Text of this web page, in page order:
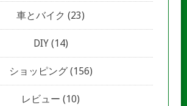
車とバイク (23)
DIY(14)
ショッピング(156)
レビュー (10)